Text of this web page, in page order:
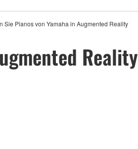
Sie Pianos von Yamaha in Augmented Reality
Reality